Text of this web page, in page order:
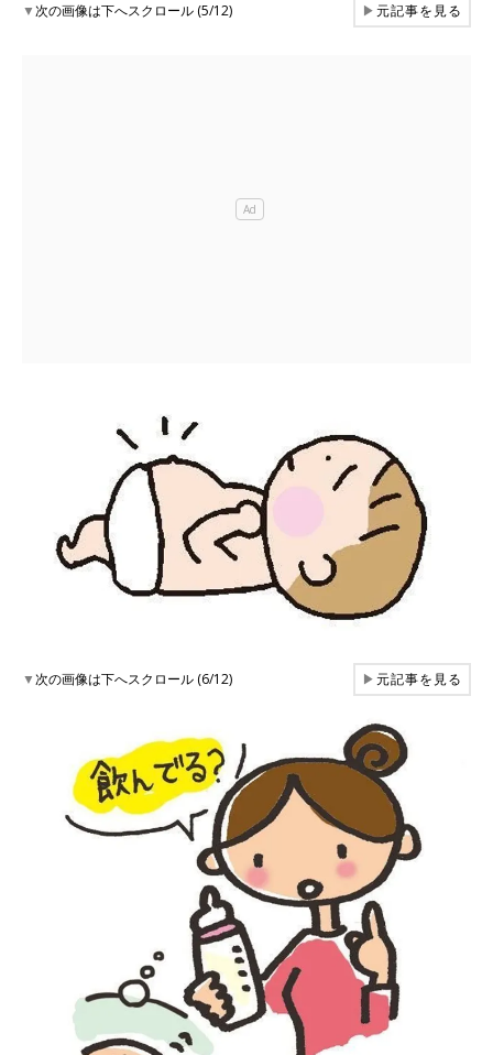
▼次の画像は下へスクロール (5/12) ▶元記事を見る
▼次の画像は下へスクロール (6/12) ▶元記事を見る